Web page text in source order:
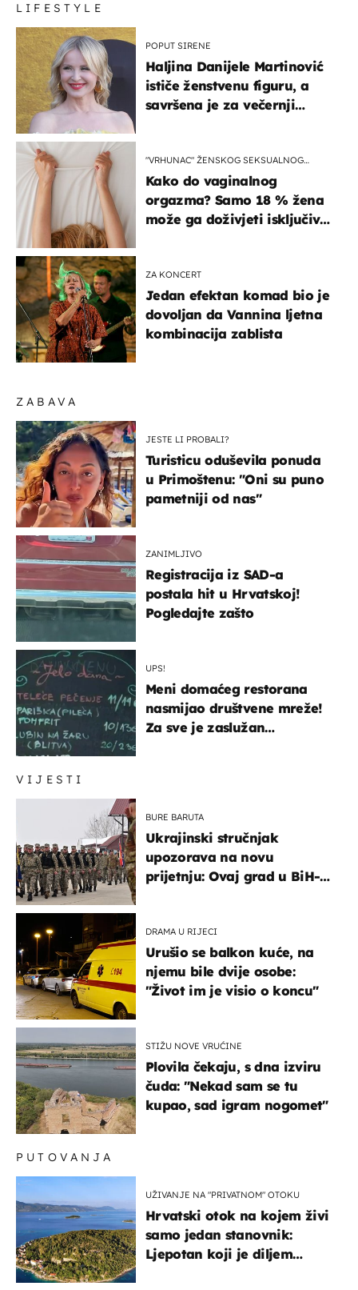
VIJESTI
BURE BARUTA
Ukrajinski stručnjak
upozorava na novu
prijetnju: Ovaj grad u BiH-u
DRAMA U RIJECI
Urušio se balkon kuće, na
njemu bile dvije osobe:
"Život im je visio o koncu"
STIŽU NOVE VRUĆINE
Plovila čekaju, s dna izviru
čuda: "Nekad sam se tu
kupao, sad igram nogomet"
ZABAVA
JESTE LI PROBALI?
Turisticu oduševila ponuda
u Primoštenu: "Oni su puno
pametniji od nas"
ZANIMLJIVO
Registracija iz SAD-a
postala hit u Hrvatskoj!
Pogledajte zašto
UPS!
Meni domaćeg restorana
nasmijao društvene mreže!
Za sve je zaslužan
PUTOVANJA
UŽIVANJE NA "PRIVATNOM" OTOKU
Hrvatski otok na kojem živi
samo jedan stanovnik:
Ljepotan koji je diljem
LIFESTYLE
POPUT SIRENE
Haljina Danijele Martinović
ističe ženstvenu figuru, a
savršena je za večernji
"VRHUNAC" ŽENSKOG SEKSUALNOG
Kako do vaginalnog
orgazma? Samo 18 % žena
može ga doživjeti isključivo
ZA KONCERT
Jedan efektan komad bio je
dovoljan da Vannina ljetna
kombinacija zablista